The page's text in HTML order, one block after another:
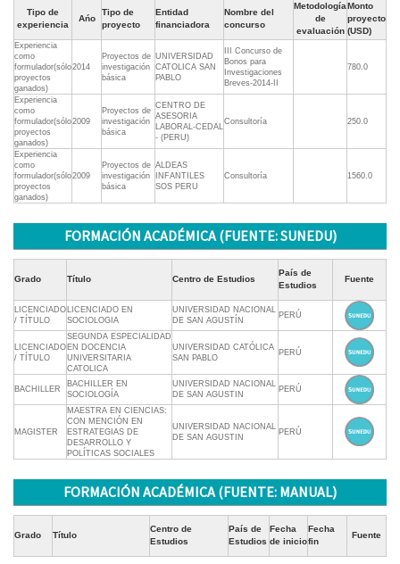
Tipo de
experiencia
Ańo
Tipo de
proyecto
Entidad
financiadora
Nombre del
concurso
Metodología
de
evaluación
Monto
proyecto
(USD)
Experiencia
como
formulador(sólo
proyectos
ganados)
2014
Proyectos de
investigación
básica
UNIVERSIDAD
CATOLICA SAN
PABLO
III Concurso de
Bonos para
Investigaciones
Breves-2014-II
780.0
Experiencia
como
formulador(sólo
proyectos
ganados)
2009
Proyectos de
investigación
básica
CENTRO DE
ASESORIA
LABORAL-CEDAL
- (PERU)
Consultoría 250.0
Experiencia
como
formulador(sólo
proyectos
ganados)
2009
Proyectos de
investigación
básica
ALDEAS
INFANTILES
SOS PERU
Consultoría 1560.0
FORMACIÓN ACADÉMICA (FUENTE: SUNEDU)
Grado Título Centro de Estudios
País de
Estudios
Fuente
LICENCIADO
/ TÍTULO
LICENCIADO EN
SOCIOLOGIA
UNIVERSIDAD NACIONAL
DE SAN AGUSTÍN
PERÚ
LICENCIADO
/ TÍTULO
SEGUNDA ESPECIALIDAD
EN DOCENCIA
UNIVERSITARIA
CATOLICA
UNIVERSIDAD CATÓLICA
SAN PABLO
PERÚ
BACHILLER
BACHILLER EN
SOCIOLOGÍA
UNIVERSIDAD NACIONAL
DE SAN AGUSTIN
PERÚ
MAGISTER
MAESTRA EN CIENCIAS:
CON MENCIÓN EN
ESTRATEGIAS DE
DESARROLLO Y
POLÍTICAS SOCIALES
UNIVERSIDAD NACIONAL
DE SAN AGUSTIN
PERÚ
FORMACIÓN ACADÉMICA (FUENTE: MANUAL)
Grado Título
Centro de
Estudios
País de
Estudios
Fecha
de inicio
Fecha
fin
Fuente